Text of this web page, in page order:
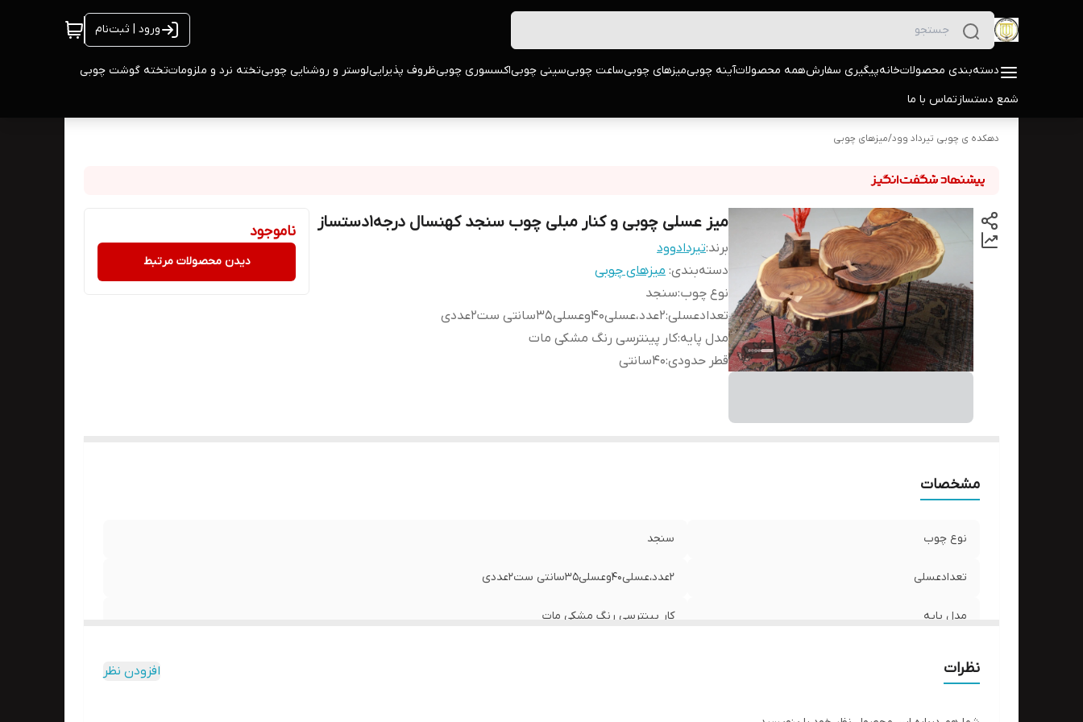
ورود | ثبت‌نام
دسته‌بندی محصولاتخانهپیگیری سفارشهمه محصولاتآینه چوبیمیزهای چوبیساعت چوبیسینی چوبیاکسسوری چوبیظروف پذیراییلوستر و روشنایی چوبیتخته نرد و ملزوماتتخته گوشت چوبی
شمع دستسازتماس با ما
دهکده ی چوبی تیرداد وود/میزهای چوبی
میز عسلی چوبی و کنار مبلی چوب سنجد کهنسال درجه1دستساز
برند:تیردادوود
دسته‌بندی: میزهای چوبی
نوع چوب:سنجد
تعدادعسلی:2عدد،عسلی40وعسلی35سانتی ست2عددی
مدل پایه:کار پینترسی رنگ مشکی مات
قطر حدودی:40سانتی
ناموجود
دیدن محصولات مرتبط
مشخصات
نوع چوب سنجد
تعدادعسلی 2عدد،عسلی40وعسلی35سانتی ست2عددی
مدل پایه کار پینترسی رنگ مشکی مات
نظرات افزودن نظر